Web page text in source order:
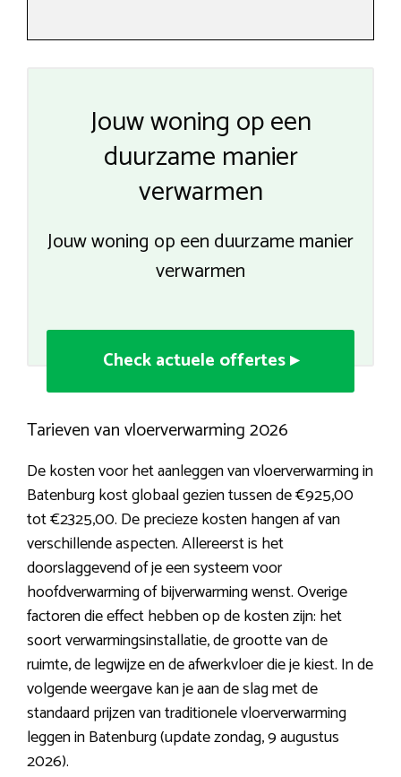
Jouw woning op een
duurzame manier
verwarmen
Jouw woning op een duurzame manier
verwarmen
Check actuele offertes ▸
Tarieven van vloerverwarming 2026
De kosten voor het aanleggen van vloerverwarming in
Batenburg kost globaal gezien tussen de €925,00
tot €2325,00. De precieze kosten hangen af van
verschillende aspecten. Allereerst is het
doorslaggevend of je een systeem voor
hoofdverwarming of bijverwarming wenst. Overige
factoren die effect hebben op de kosten zijn: het
soort verwarmingsinstallatie, de grootte van de
ruimte, de legwijze en de afwerkvloer die je kiest. In de
volgende weergave kan je aan de slag met de
standaard prijzen van traditionele vloerverwarming
leggen in Batenburg (update zondag, 9 augustus
2026).